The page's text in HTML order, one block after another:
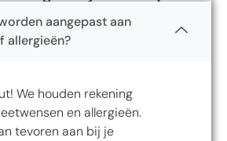
aangepast aan
allergieën?
We houden rekening
en allergieën.
tevoren aan bij je